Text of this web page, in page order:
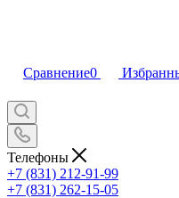
Сравнение0
Телефоны
+7 (831) 212-91-99
+7 (831) 262-15-05